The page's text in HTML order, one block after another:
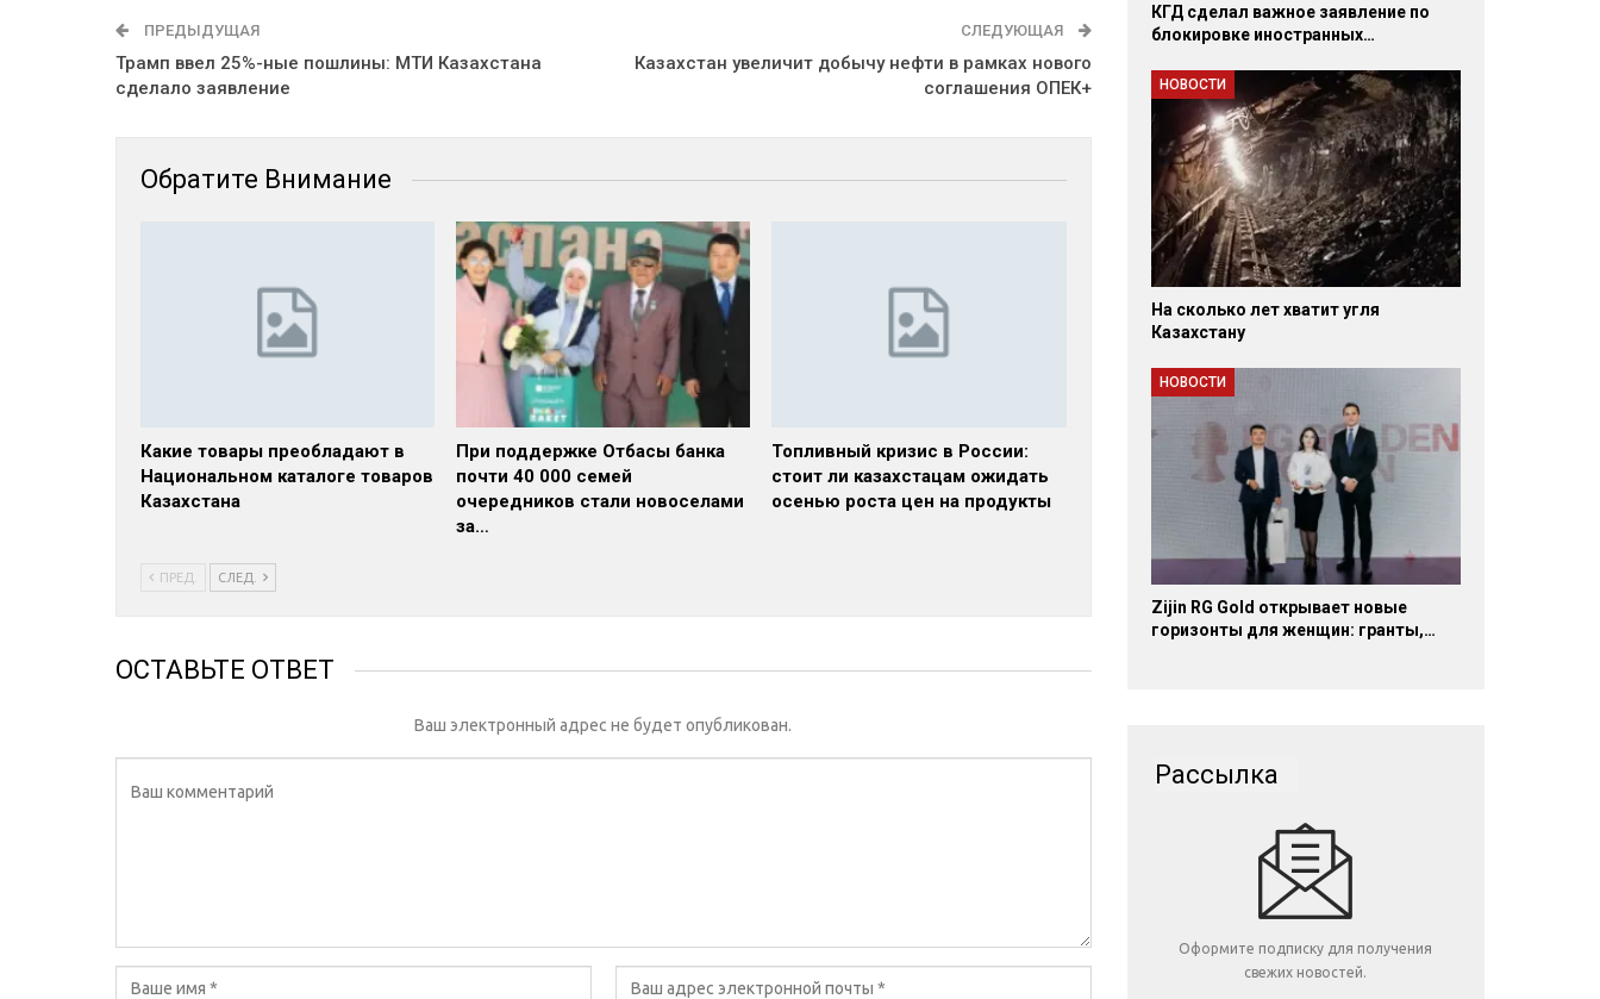
ПРЕДЫДУЩАЯ
Трамп ввел 25%-ные пошлины: МТИ Казахстана
сделало заявление
СЛЕДУЮЩАЯ
Казахстан увеличит добычу нефти в рамках нового
соглашения ОПЕК+
Обратите Внимание
Какие товары преобладают в
Национальном каталоге товаров
Казахстана
При поддержке Отбасы банка
почти 40 000 семей
очередников стали новоселами
за…
Топливный кризис в России:
стоит ли казахстацам ожидать
осенью роста цен на продукты
ПРЕД. СЛЕД.
ОСТАВЬТЕ ОТВЕТ
Ваш электронный адрес не будет опубликован.
КГД сделал важное заявление по
блокировке иностранных…
НОВОСТИ
На сколько лет хватит угля
Казахстану
НОВОСТИ
Zijin RG Gold открывает новые
горизонты для женщин: гранты,…
Рассылка
Оформите подписку для получения
свежих новостей.